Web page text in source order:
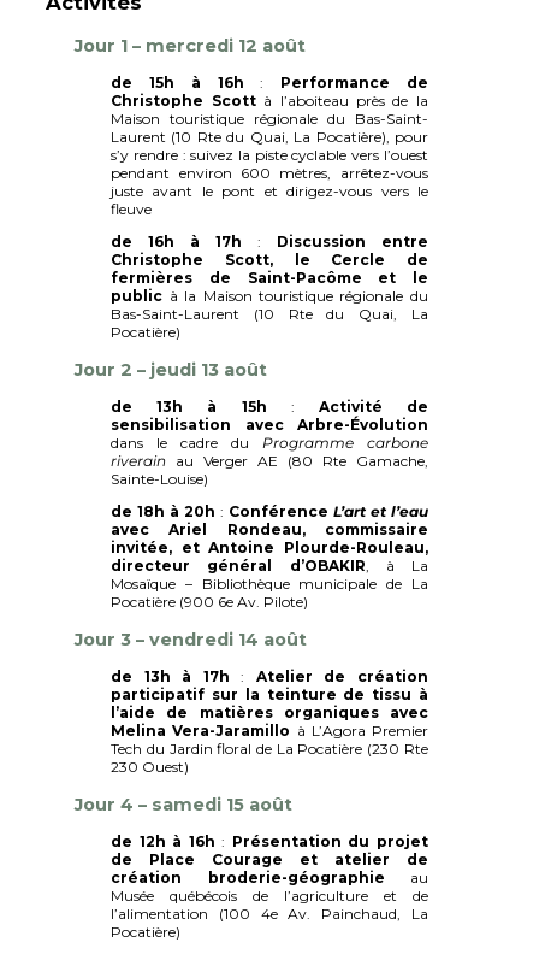
Jour 1 – mercredi 12 août
de 15h à 16h : Performance de
Christophe Scott à l’aboiteau près de la
Maison touristique régionale du Bas-Saint-
Laurent (10 Rte du Quai, La Pocatière), pour
s’y rendre : suivez la piste cyclable vers l’ouest
pendant environ 600 mètres, arrêtez-vous
juste avant le pont et dirigez-vous vers le
fleuve
de 16h à 17h : Discussion entre
Christophe Scott, le Cercle de
fermières
de Saint-Pacôme et le
public à la Maison touristique régionale du
Bas-Saint-Laurent (10 Rte du Quai, La
Pocatière)
Jour 2 – jeudi 13 août
de 13h à 15h : Activité de
sensibilisation avec Arbre-Évolution
dans le cadre du Programme carbone
riverain au Verger AE (80 Rte Gamache,
Sainte-Louise)
de 18h à 20h : Conférence L’art et l’eau
avec Ariel Rondeau, commissaire
invitée, et Antoine Plourde-Rouleau,
directeur général d’OBAKIR, à La
Mosaïque – Bibliothèque municipale de La
Pocatière (900 6e Av. Pilote)
Jour 3 – vendredi 14 août
de 13h à 17h : Atelier de création
participatif sur la teinture de tissu à
l’aide de matières organiques avec
Melina Vera-Jaramillo à L’Agora Premier
Tech du Jardin floral de La Pocatière (230 Rte
230 Ouest)
Jour 4 – samedi 15 août
de 12h à 16h : Présentation du projet
de Place Courage et atelier de
création
broderie-géographie au
Musée québécois de l’agriculture et de
l’alimentation (100 4e Av. Painchaud, La
Pocatière)